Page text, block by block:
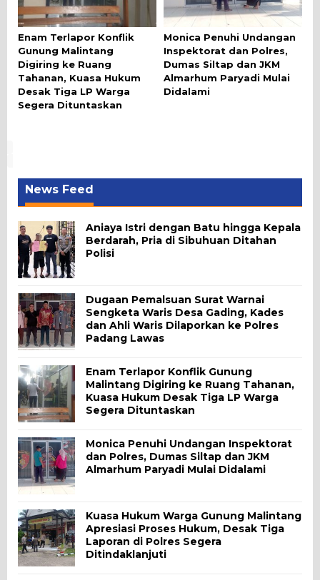
Enam Terlapor Konflik
Gunung Malintang
Digiring ke Ruang
Tahanan, Kuasa Hukum
Desak Tiga LP Warga
Segera Dituntaskan
Monica Penuhi Undangan
Inspektorat dan Polres,
Dumas Siltap dan JKM
Almarhum Paryadi Mulai
Didalami
News Feed
Aniaya Istri dengan Batu hingga Kepala
Berdarah, Pria di Sibuhuan Ditahan
Polisi
Dugaan Pemalsuan Surat Warnai
Sengketa Waris Desa Gading, Kades
dan Ahli Waris Dilaporkan ke Polres
Padang Lawas
Enam Terlapor Konflik Gunung
Malintang Digiring ke Ruang Tahanan,
Kuasa Hukum Desak Tiga LP Warga
Segera Dituntaskan
Monica Penuhi Undangan Inspektorat
dan Polres, Dumas Siltap dan JKM
Almarhum Paryadi Mulai Didalami
Kuasa Hukum Warga Gunung Malintang
Apresiasi Proses Hukum, Desak Tiga
Laporan di Polres Segera
Ditindaklanjuti